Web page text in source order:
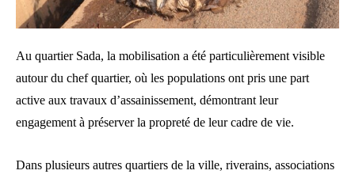
Au quartier Sada, la mobilisation a été particulièrement visible
autour du chef quartier, où les populations ont pris une part
active aux travaux d’assainissement, démontrant leur
engagement à préserver la propreté de leur cadre de vie.
Dans plusieurs autres quartiers de la ville, riverains, associations